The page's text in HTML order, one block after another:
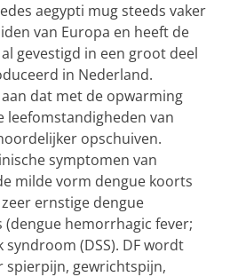
aegypti mug steeds vaker
van Europa en heeft de
gevestigd in een groot deel
in Nederland.
dat met de opwarming
leefomstandigheden van
opschuiven.
symptomen van
milde vorm dengue koorts
ernstige dengue
hemorrhagic fever;
syndroom (DSS). DF wordt
spierpijn, gewrichtspijn,